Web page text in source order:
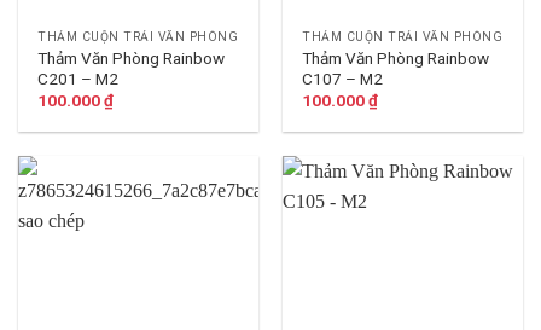
THẢM CUỘN TRẢI VĂN PHÒNG
Thảm Văn Phòng Rainbow
C201 – M2
100.000₫
THẢM CUỘN TRẢI VĂN PHÒNG
Thảm Văn Phòng Rainbow
C107 – M2
100.000₫